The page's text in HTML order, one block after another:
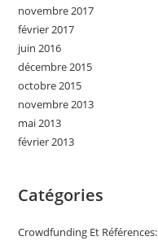
novembre 2017
février 2017
juin 2016
décembre 2015
octobre 2015
novembre 2013
mai 2013
février 2013
Catégories
Crowdfunding Et Références: